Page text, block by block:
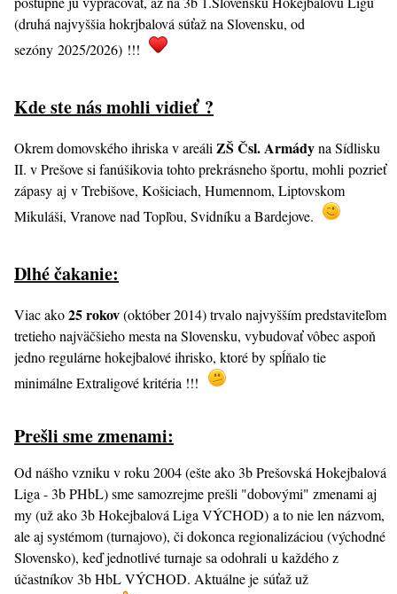
(druhá najvyššia hokrjbalová súťaž na Slovensku, od
sezóny 2025/2026) !!!
Kde ste nás mohli vidieť ?
Okrem domovského ihriska v areáli ZŠ Čsl. Armádyna Sídlisku
II. v Prešove si fanúšikovia tohto prekrásneho športu, mohli pozrieť
zápasy aj v Trebišove, Košiciach, Humennom, Liptovskom
Mikuláši, Vranove nad Topľou, Svidníku a Bardejove.
Dlhé čakanie:
Viac ako25 rokov(október 2014) trvalo najvyšším predstaviteľom
tretieho najväčšieho mesta na Slovensku, vybudovať vôbec aspoň
jedno regulárne hokejbalové ihrisko, ktoré by spĺňalo tie
minimálne Extraligové kritéria !!!
Prešli sme zmenami:
Od nášho vzniku v roku 2004 (ešte ako 3b Prešovská Hokejbalová
Liga - 3b PHbL) sme samozrejme prešli "dobovými" zmenami aj
my (už ako 3b Hokejbalová Liga VÝCHOD) a to nie len názvom,
ale aj systémom (turnajovo), či dokonca regionalizáciou (východné
Slovensko), keď jednotlivé turnaje sa odohrali u každého z
účastníkov 3b HbL VÝCHOD. Aktuálne je súťaž už